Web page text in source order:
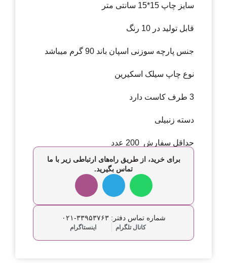
سایز چاپ 15*15 سانتی متر
قابل تولید در 10 رنگ
جنس پارچه سوزنی اسپان باند 90 گرم میباشد
نوع چاپ سیلک اسکیرین
3 طرف کاست دارد
دسته زنبیلی
حداقل سفارش 200 عدد
برای خرید، از طریق راه‌های ارتباطی زیر با ما
تماس بگیرید.
شماره تماس دفتر: ۳۳۹۵۳۷۶۳-۰۲۱
کانال تلگرام اینستاگرام